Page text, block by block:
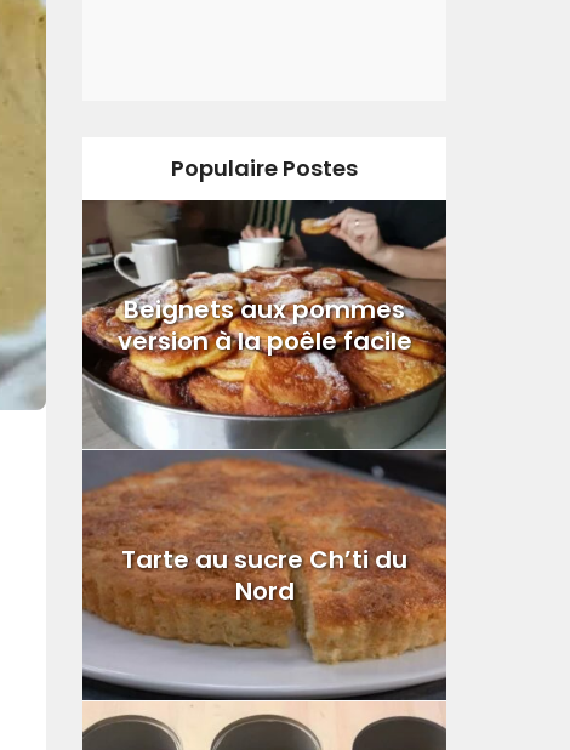
Populaire Postes
Beignets aux pommes
version à la poêle facile
Tarte au sucre Ch’ti du
Nord